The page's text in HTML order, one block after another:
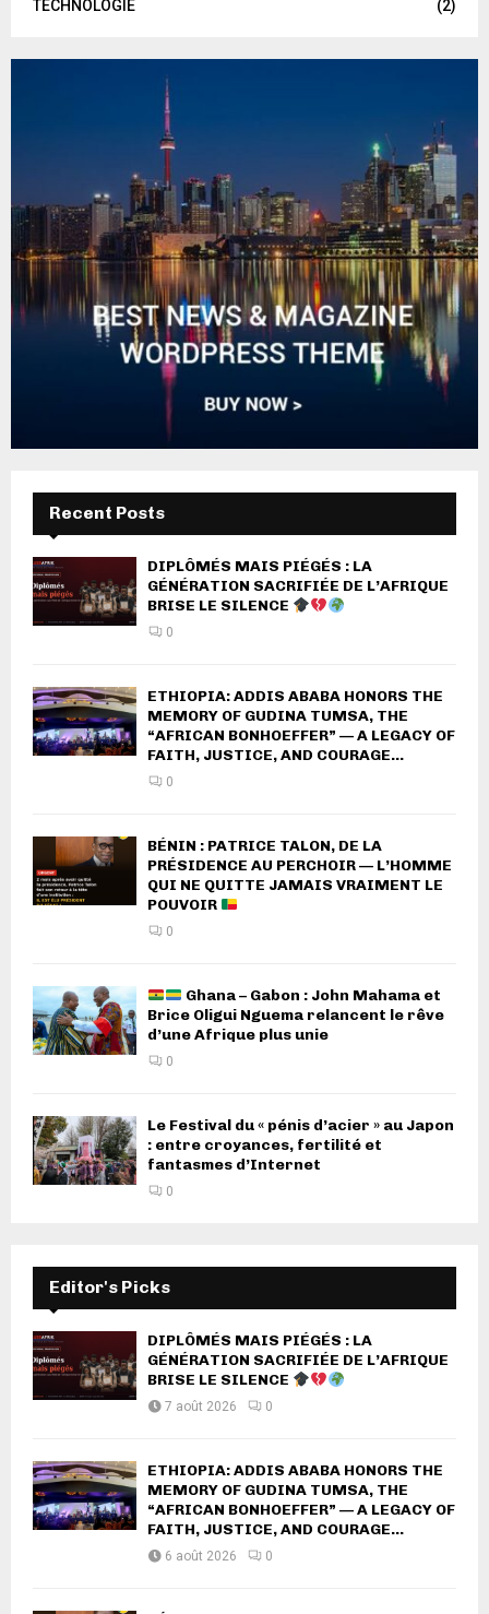
TECHNOLOGIE (2)
Recent Posts
DIPLÔMÉS MAIS PIÉGÉS : LA
GÉNÉRATION SACRIFIÉE DE L’AFRIQUE
BRISE LE SILENCE
0
ETHIOPIA: ADDIS ABABA HONORS THE
MEMORY OF GUDINA TUMSA, THE
“AFRICAN BONHOEFFER” — A LEGACY OF
FAITH, JUSTICE, AND COURAGE...
0
BÉNIN : PATRICE TALON, DE LA
PRÉSIDENCE AU PERCHOIR — L’HOMME
QUI NE QUITTE JAMAIS VRAIMENT LE
POUVOIR
0
Ghana – Gabon : John Mahama et
Brice Oligui Nguema relancent le rêve
d’une Afrique plus unie
0
Le Festival du « pénis d’acier » au Japon
: entre croyances, fertilité et
fantasmes d’Internet
0
Editor's Picks
DIPLÔMÉS MAIS PIÉGÉS : LA
GÉNÉRATION SACRIFIÉE DE L’AFRIQUE
BRISE LE SILENCE
7 août 2026 0
ETHIOPIA: ADDIS ABABA HONORS THE
MEMORY OF GUDINA TUMSA, THE
“AFRICAN BONHOEFFER” — A LEGACY OF
FAITH, JUSTICE, AND COURAGE...
6 août 2026 0